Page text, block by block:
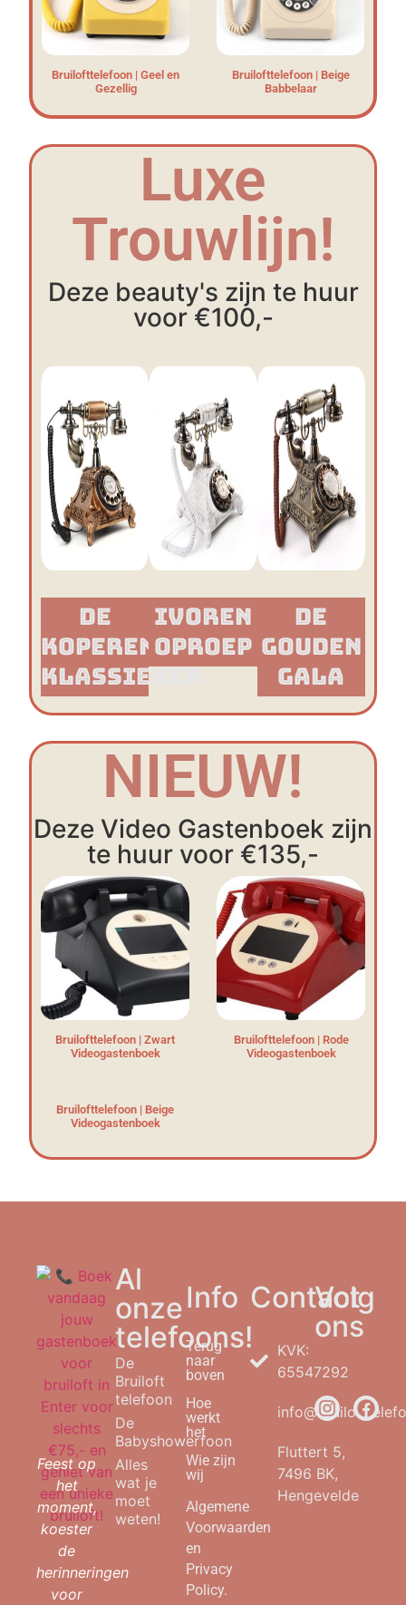
Bruilofttelefoon | Geel en
Gezellig
Bruilofttelefoon | Beige
Babbelaar
Luxe
Trouwlijn!
Deze beauty's zijn te huur
voor €100,-
De
Koperen
Klassieker​
Ivoren
Oproep
De
Gouden
Gala
NIEUW!
Deze Video Gastenboek zijn
te huur voor €135,-
Bruilofttelefoon | Zwart
Videogastenboek
Bruilofttelefoon | Rode
Videogastenboek
Bruilofttelefoon | Beige
Videogastenboek
Feest op
het
moment,
koester
de
herinneringen
voor
Al
onze
telefoons!
De
Bruiloft
telefoon
De
Babyshowerfoon
Alles
wat je
moet
weten!
Info
Terug
naar
boven
Hoe
werkt
het
Wie zijn
wij
Algemene
Voorwaarden
en
Privacy
Policy.
Contact
KVK:
65547292
Fluttert 5,
7496 BK,
Hengevelde
Volg
ons